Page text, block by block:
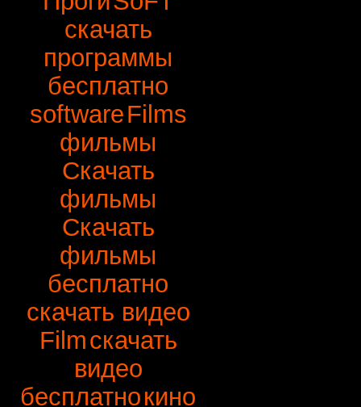
скачать
программы
бесплатно
softwareFilms
фильмы
Скачать
фильмы
Скачать
фильмы
бесплатно
скачать видео
Filmскачать
видео
бесплатнокино